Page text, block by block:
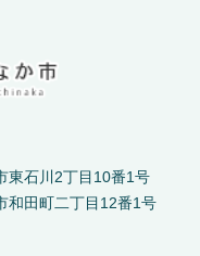
石川2丁目10番1号
田町二丁目12番1号